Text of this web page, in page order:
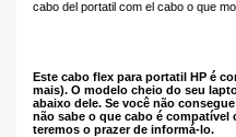
cabo del portatil com el cabo o que
Este cabo flex para portatil HP é
mais). O modelo cheio do seu
abaixo dele. Se você não
não sabe o que cabo é
teremos o prazer de informá-lo.